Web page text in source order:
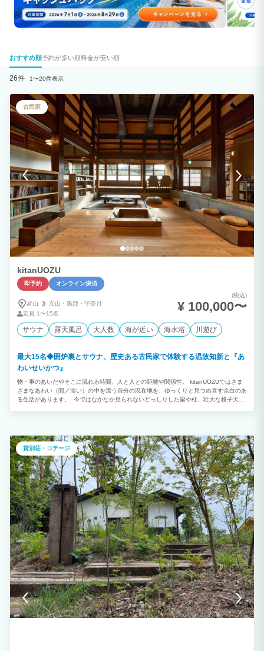
おすすめ順予約が多い順料金が安い順
26件 1〜20件表示
古民家
kitanUOZU
即予約 オンライン決済
富山 立山・ 黒部・ 宇奈月
定員 1〜15名
(税込)
¥ 100,000〜
サウナ 露天風呂 大人数 海が近い 海水浴 川遊び
最大15名◆囲炉裏とサウナ、歴史ある古民家で体験する温故知新と『あ
わいせいかつ』
物・事のあいだやそこに流れる時間、人と人との距離や関係性。 kitanUOZUではさま
ざまなあわい（間／淡い）の中を漂う自分の現在地を、ゆっくりと見つめ直す余白のあ
る生活があります。 今ではなかなか見られないどっしりした梁や柱、壮大な格子天井
な空間です。 囲炉裏端で暖をとりながら話しをしたり、大テーブルに集まって皆で料
理をしたり、知らない音楽や本・アートに触れてみたり、ちょっと自転車でお出かけし
たり、大自然を肌で感じたり、サウナで整ってみたり… ふと見上げた天井に歴史の深
さを感じ、心が震える瞬間を感じよう！ ここで体験する【あわいせいかつ】には、非
日常のなかで日常を再発見する楽しさがきっとあります。
貸別荘・コテージ